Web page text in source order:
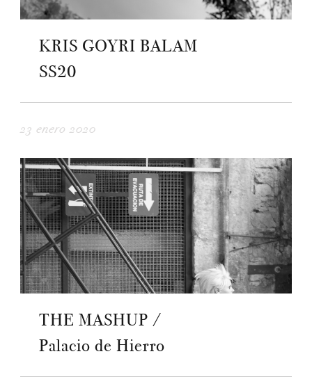
KRIS GOYRI BALAM
SS20
23 enero 2020
THE MASHUP /
Palacio de Hierro